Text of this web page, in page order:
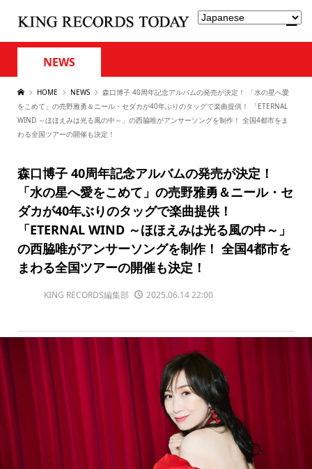
NEWS
HOME NEWS
森口博子 40周年記念アルバムの発売が決定！ 「水の星へ愛
をこめて」の売野雅勇＆ニール・セダカが40年ぶりのタッグで楽曲提供！ 「ETERNAL
WIND ～ほほえみは光る風の中～」の西脇唯がアンサーソングを制作！ 全国4都市をま
わる全国ツアーの開催も決定！
森口博子 40周年記念アルバムの発売が決定！
「水の星へ愛をこめて」の売野雅勇＆ニール・セ
ダカが40年ぶりのタッグで楽曲提供！
「ETERNAL WIND ～ほほえみは光る風の中～」
の西脇唯がアンサーソングを制作！ 全国4都市を
まわる全国ツアーの開催も決定！
KING RECORDS編集部 2025.06.14 22:00